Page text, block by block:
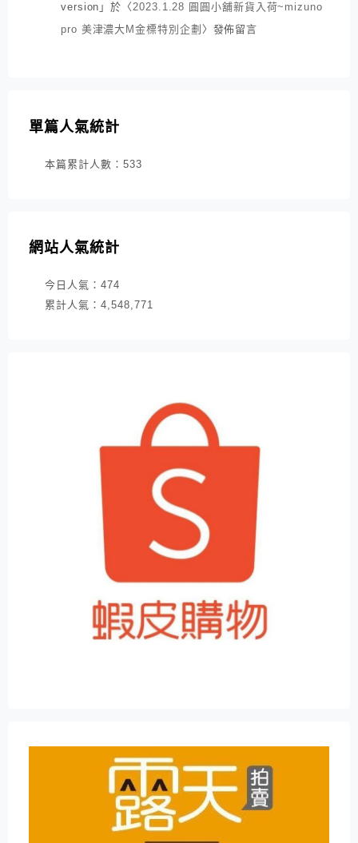
version 」於〈2023.1.28 圓圓小舖新貨入荷~mizuno
pro 美津濃大M金標特別企劃 〉發佈留言
單篇人氣統計
本篇累計人數： 533
網站人氣統計
今日人氣： 474
累計人氣： 4,548,771